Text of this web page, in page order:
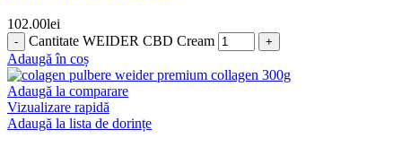
102.00lei
Cantitate WEIDER CBD Cream
Adaugă în coș
Adaugă la comparare
Vizualizare rapidă
Adaugă la lista de dorințe